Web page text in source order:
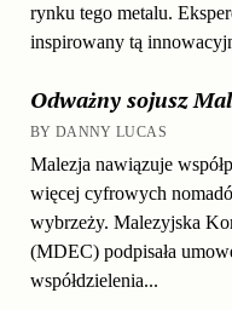
rynku tego metalu.
inspirowany tą
Odważny sojusz
BY DANNY LUCAS
Malezja nawiązuje
więcej cyfrowych
wybrzeży. Malezyjska
(MDEC) podpisała
współdzielenia...